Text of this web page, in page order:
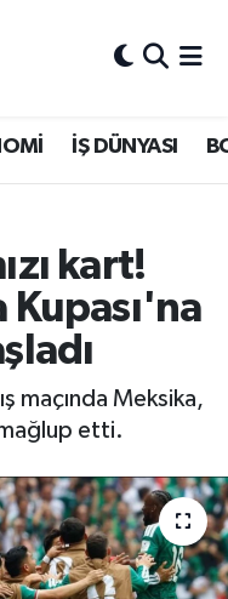
İŞ DÜNYASI
kart!
maçında Meksika,
etti.
Fikstür